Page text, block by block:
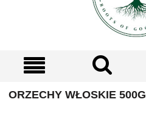
ORZECHY WŁOSKIE 500G